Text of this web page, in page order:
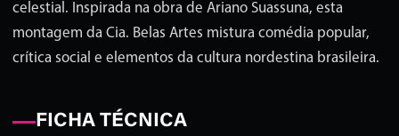
celestial. Inspirada na obra de Ariano Suassuna, esta
montagem da Cia. Belas Artes mistura comédia popular,
crítica social e elementos da cultura nordestina brasileira.
FICHA TÉCNICA